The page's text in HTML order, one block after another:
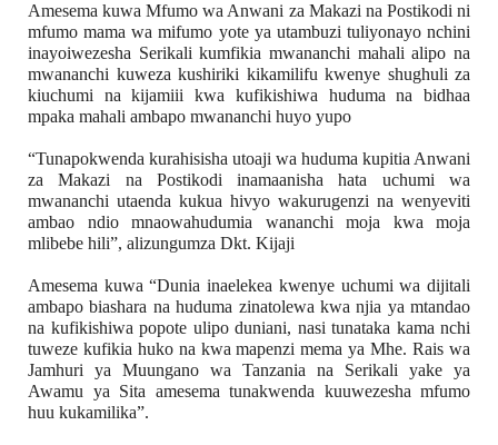
Amesema kuwa Mfumo wa Anwani za Makazi na Postikodi ni
mfumo mama wa mifumo yote ya utambuzi tuliyonayo nchini
inayoiwezesha Serikali kumfikia mwananchi mahali alipo na
mwananchi kuweza kushiriki kikamilifu kwenye shughuli za
kiuchumi na kijamiii kwa kufikishiwa huduma na bidhaa
mpaka mahali ambapo mwananchi huyo yupo
“Tunapokwenda kurahisisha utoaji wa huduma kupitia Anwani
za Makazi na Postikodi inamaanisha hata uchumi wa
mwananchi utaenda kukua hivyo wakurugenzi na wenyeviti
ambao ndio mnaowahudumia wananchi moja kwa moja
mlibebe hili”, alizungumza Dkt. Kijaji
Amesema kuwa “Dunia inaelekea kwenye uchumi wa dijitali
ambapo biashara na huduma zinatolewa kwa njia ya mtandao
na kufikishiwa popote ulipo duniani, nasi tunataka kama nchi
tuweze kufikia huko na kwa mapenzi mema ya Mhe. Rais wa
Jamhuri ya Muungano wa Tanzania na Serikali yake ya
Awamu ya Sita amesema tunakwenda kuuwezesha mfumo
huu kukamilika”.